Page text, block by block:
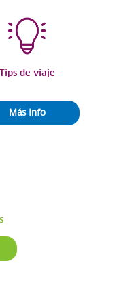
Tips de viaje
Más info